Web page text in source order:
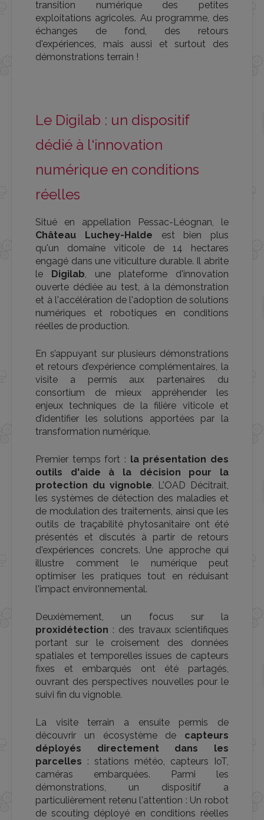
transition numérique des petites
exploitations agricoles. Au programme, des
échanges de fond, des retours
d'expériences, mais aussi et surtout des
démonstrations terrain !
Le Digilab : un dispositif
dédié à l'innovation
numérique en conditions
réelles
Situé en appellation Pessac-Léognan, le
Château Luchey-Halde est bien plus
qu'un domaine viticole de 14 hectares
engagé dans une viticulture durable. Il abrite
le
Digilab, une plateforme d'innovation
ouverte dédiée au test, à la démonstration
et à l'accélération de l'adoption de solutions
numériques et robotiques en conditions
réelles de production.
En s’appuyant sur plusieurs démonstrations
et retours d’expérience complémentaires, la
visite a permis aux partenaires du
consortium de mieux appréhender les
enjeux techniques de la filière viticole et
d’identifier les solutions apportées par la
transformation numérique.
Premier temps fort : la présentation des
outils d'aide à la décision pour la
protection du vignoble. L'OAD Décitrait,
les systèmes de détection des maladies et
de modulation des traitements, ainsi que les
outils de traçabilité phytosanitaire ont été
présentés et discutés à partir de retours
d'expériences concrets. Une approche qui
illustre comment le numérique peut
optimiser les pratiques tout en réduisant
l'impact environnemental.
Deuxièmement, un focus sur la
proxidétection : des travaux scientifiques
portant sur le croisement des données
spatiales et temporelles issues de capteurs
fixes et embarqués ont été partagés,
ouvrant des perspectives nouvelles pour le
suivi fin du vignoble.
La visite terrain a ensuite permis de
découvrir un écosystème de capteurs
déployés directement dans les
parcelles : stations météo, capteurs IoT,
caméras embarquées. Parmi les
démonstrations, un dispositif a
particulièrement retenu l'attention : Un robot
de scouting déployé en conditions réelles